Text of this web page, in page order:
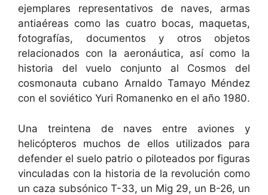
ejemplares representativos de naves, armas
antiaéreas como las cuatro bocas, maquetas,
fotografías, documentos y otros objetos
relacionados con la aeronáutica, así como la
historia del vuelo conjunto al Cosmos del
cosmonauta cubano Arnaldo Tamayo Méndez
con el soviético Yuri Romanenko en el año 1980.
Una treintena de naves entre aviones y
helicópteros muchos de ellos utilizados para
defender el suelo patrio o piloteados por figuras
vinculadas con la historia de la revolución como
un caza subsónico T-33, un Mig 29, un B-26, un